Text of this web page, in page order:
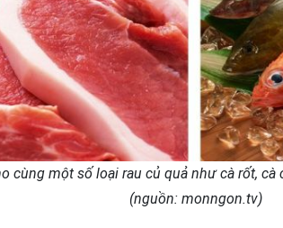
cùng một số loại rau củ quả như cà rốt, cà
(nguồn: monngon.tv)